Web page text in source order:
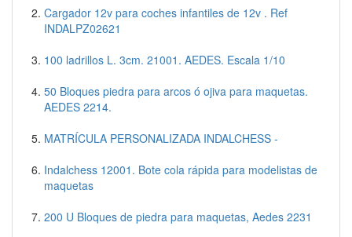
Cargador 12v para coches infantiles de 12v . Ref
INDALPZ02621
100 ladrillos L. 3cm. 21001. AEDES. Escala 1/10
50 Bloques piedra para arcos ó ojiva para maquetas.
AEDES 2214.
MATRÍCULA PERSONALIZADA INDALCHESS -
Indalchess 12001. Bote cola rápida para modelistas de
maquetas
200 U Bloques de piedra para maquetas, Aedes 2231